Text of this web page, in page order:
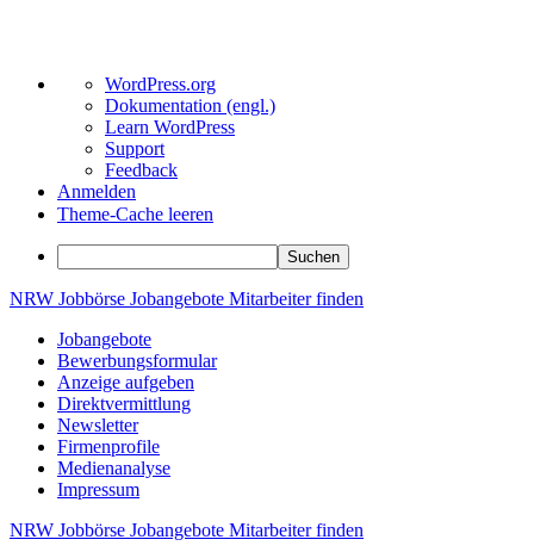
Über
WordPress
WordPress.org
Dokumentation (engl.)
Learn WordPress
Support
Feedback
Anmelden
Theme-Cache leeren
Suchen
Zum
springen
NRW Jobbörse Jobangebote Mitarbeiterfinden
Jobangebote
Bewerbungsformular
Anzeige aufgeben
Direktvermittlung
Newsletter
Firmenprofile
Medienanalyse
Impressum
NRW Jobbörse Jobangebote Mitarbeiterfinden